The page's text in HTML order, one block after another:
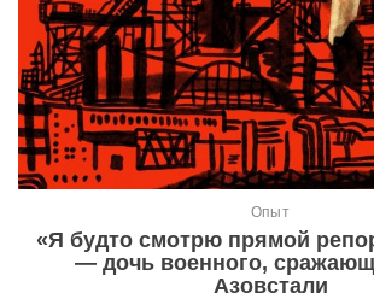
Опыт
«Я будто смотрю прямой
— дочь военного,
Азовстали